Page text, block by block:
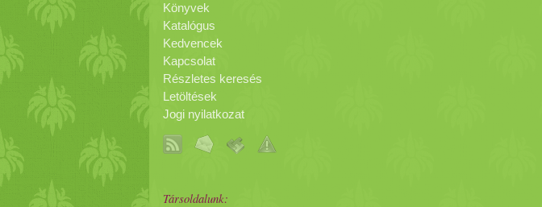
Könyvek
Katalógus
Kedvencek
Kapcsolat
Részletes keresés
Letöltések
Jogi nyilatkozat
Társoldalunk: